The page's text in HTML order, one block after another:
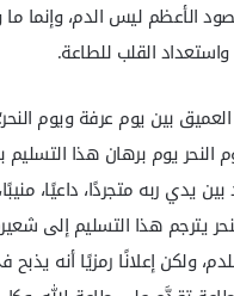
الأعظم ليس الدم، وإنما
القلب للطاعة.
بين يوم عرفة ويوم
النحر يوم برهان هذا التسليم
يدي ربه متجردًا، داعيًا،
يترجم هذا التسليم إلى
ولكن إعلانًا رمزيًا أنه